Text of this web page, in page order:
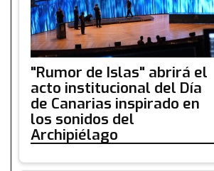
"Rumor de Islas" abrirá el
acto institucional del Día
de Canarias inspirado en
los sonidos del
Archipiélago